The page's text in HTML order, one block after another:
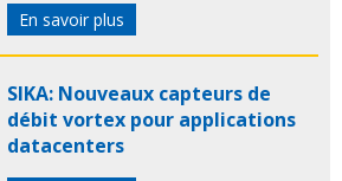
En savoir plus
SIKA: Nouveaux capteurs de
débit vortex pour applications
datacenters